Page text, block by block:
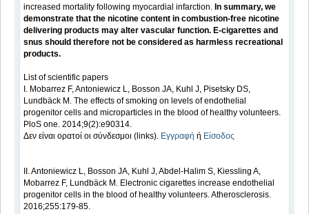
increased mortality following myocardial infarction. In summary, we
demonstrate that the nicotine content in combustion-free nicotine
delivering products may alter vascular function. E-cigarettes and
snus should therefore not be considered as harmless recreational
products.
List of scientific papers
I. Mobarrez F, Antoniewicz L, Bosson JA, Kuhl J, Pisetsky DS,
Lundbäck M. The effects of smoking on levels of endothelial
progenitor cells and microparticles in the blood of healthy volunteers.
PloS one. 2014;9(2):e90314.
Δεν είναι ορατοί οι σύνδεσμοι (links). Εγγραφή ή Είσοδος
II. Antoniewicz L, Bosson JA, Kuhl J, Abdel-Halim S, Kiessling A,
Mobarrez F, Lundbäck M. Electronic cigarettes increase endothelial
progenitor cells in the blood of healthy volunteers. Atherosclerosis.
2016;255:179-85.